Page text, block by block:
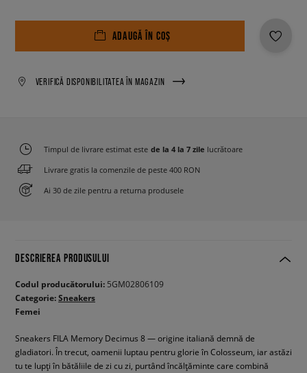
ADAUGĂ ÎN COȘ
VERIFICĂ DISPONIBILITATEA ÎN MAGAZIN
Timpul de livrare estimat este de la 4 la 7 zile lucrătoare
Livrare gratis la comenzile de peste 400 RON
Ai 30 de zile pentru a returna produsele
DESCRIEREA PRODUSULUI
Codul producătorului: 5GM02806109
Categorie:Sneakers
Femei
Sneakers FILA Memory Decimus 8 — origine italiană demnă de
gladiatori. În trecut, oamenii luptau pentru glorie în Colosseum, iar astăzi
tu te lupți în bătăliile de zi cu zi, purtând încălțăminte care combină